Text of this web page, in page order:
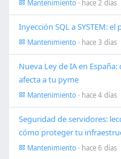
Mantenimiento · hace 2 días
Inyección SQL a SYSTEM:
Mantenimiento · hace 3 días
Nueva Ley de IA en
afecta a tu pyme
Mantenimiento · hace 4 días
Seguridad de servidores:
cómo proteger tu
Mantenimiento · hace 6 días